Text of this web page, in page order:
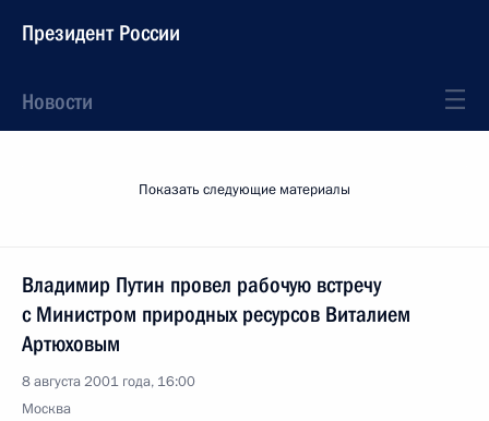
Президент России
Новости
Показать следующие материалы
Владимир Путин провел рабочую встречу
с Министром природных ресурсов Виталием
Артюховым
8 августа 2001 года, 16:00
Москва